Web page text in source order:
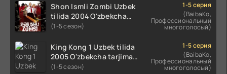
Shon Ismli Zombi Uzbek
tilida 2004 O'zbekcha
tarjima kino HD skachat
(1-5 сезон)
1-5 серия
(BaibaKo,
Профессиональный
многоголосый)
King Kong 1 Uzbek tilida
2005 O'zbekcha tarjima
kino HD skachat
(1-5 сезон)
1-5 серия
(BaibaKo,
Профессиональный
многоголосый)